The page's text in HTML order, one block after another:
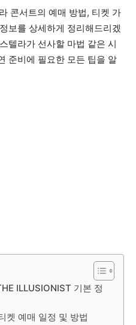
콘서트의 예매 방법, 티켓 가
보를 상세하게 정리해드리겠
텔라가 선사할 마법 같은 시
준비에 필요한 모든 팁을 알
ILLUSIONIST 기본 정
켓 예매 일정 및 방법